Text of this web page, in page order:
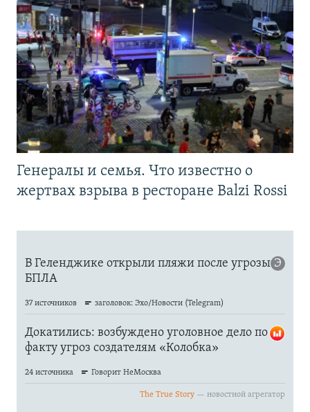
Генералы и семья. Что известно о
жертвах взрыва в ресторане Balzi Rossi